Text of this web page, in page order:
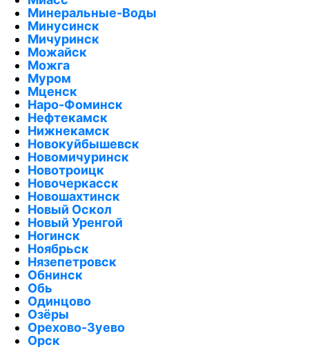
Минеральные-Воды
Минусинск
Мичуринск
Можайск
Можга
Муром
Мценск
Наро-Фоминск
Нефтекамск
Нижнекамск
Новокуйбышевск
Новомичуринск
Новотроицк
Новочеркасск
Новошахтинск
Новый Оскол
Новый Уренгой
Ногинск
Ноябрьск
Нязепетровск
Обнинск
Обь
Одинцово
Озёры
Орехово-Зуево
Орск